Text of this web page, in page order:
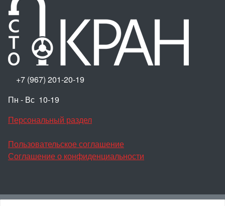
+7 (967) 201-20-19
Пн - Вс 10-19
Персональный раздел
Пользовательское соглашение
Соглашение о конфиденциальности